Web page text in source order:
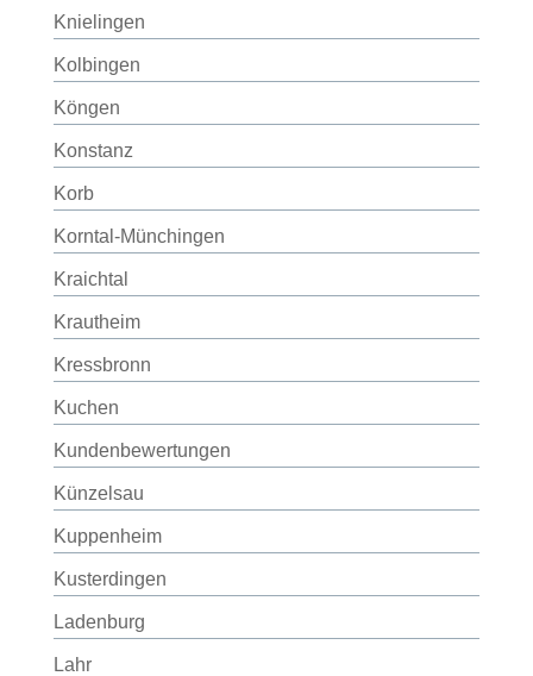
Knielingen
Kolbingen
Köngen
Konstanz
Korb
Korntal-Münchingen
Kraichtal
Krautheim
Kressbronn
Kuchen
Kundenbewertungen
Künzelsau
Kuppenheim
Kusterdingen
Ladenburg
Lahr